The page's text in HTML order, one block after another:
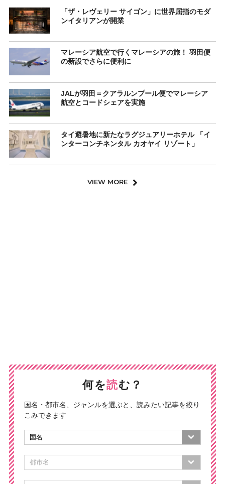
「ザ・レヴェリー サイゴン」に世界屈指のモダ
ンイタリアンが開業
マレーシア航空で行くマレーシアの旅！ 羽田便
の新設でさらに便利に
JALが羽田＝クアラルンプール便でマレーシア
航空とコードシェアを実施
タイ避暑地に新たなラグジュアリーホテル 「イ
ンターコンチネンタル カオヤイ リゾート」
VIEW MORE
何を読む？
国名・都市名、ジャンルを選ぶと、読みたい記事を絞り
こみできます